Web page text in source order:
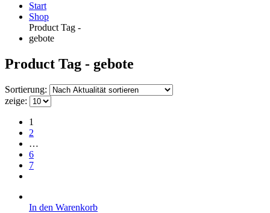
Start
Shop
Product Tag -
gebote
Product Tag - gebote
Sortierung:
zeige:
1
2
…
6
7
In den Warenkorb